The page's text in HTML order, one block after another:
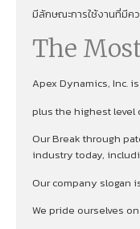
มีลักษณะการใช้งานที่มีค
The
Apex Dynamics, Inc.
plus the highest level
Our Break through
industry today,
Our company slogan
We pride ourselves